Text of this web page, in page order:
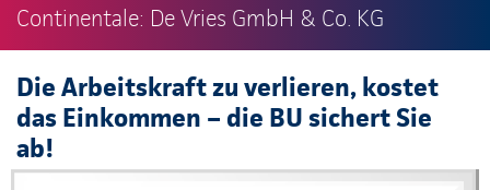
Continentale: De Vries GmbH & Co. KG
Die Arbeitskraft zu verlieren, kostet
das Einkommen – die BU sichert Sie
ab!